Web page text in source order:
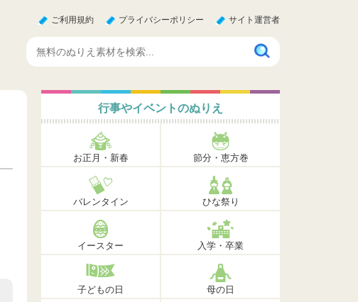
ご利用規約 プライバシーポリシー サイト運営者
行事やイベントのぬりえ
お正月・新春 節分・恵方巻
バレンタイン ひな祭り
イースター 入学・卒業
子どもの日 母の日